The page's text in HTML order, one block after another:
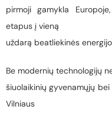
pirmoji gamykla
etapus į vieną
uždarą beatliekinės
Be modernių technologijų
šiuolaikinių gyvenamųjų
Vilniaus